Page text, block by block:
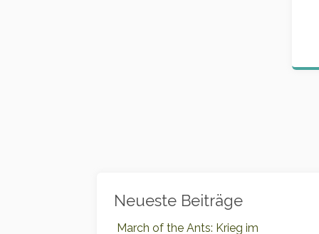
Neueste Beiträge
March of the Ants: Krieg im